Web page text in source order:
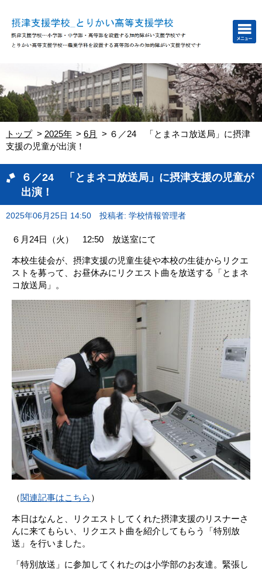
トップ 2025年 6月
６／24 「とまネコ放送局」に摂津
支援の児童が出演！
６／24 「とまネコ放送局」に摂津支援の児童が
出演！
2025年06月25日 14:50 投稿者: 学校情報管理者
６月24日（火） 12:50 放送室にて
本校生徒会が、摂津支援の児童生徒や本校の生徒からリクエ
ストを募って、お昼休みにリクエスト曲を放送する「とまネ
コ放送局」。
（関連記事はこちら ）
本日はなんと、リクエストしてくれた摂津支援のリスナーさ
んに来てもらい、リクエスト曲を紹介してもらう「特別放
送」を行いました。
「特別放送」に参加してくれたのは小学部のお友達。緊張し